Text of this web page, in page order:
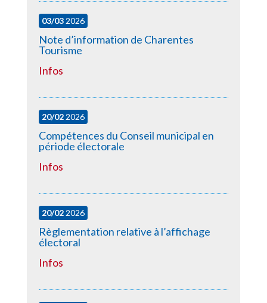
03/032026
Note d’information de Charentes
Tourisme
Infos
20/022026
Compétences du Conseil municipal en
période électorale
Infos
20/022026
Règlementation relative à l’affichage
électoral
Infos